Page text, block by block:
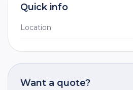
Quick info
Location
Want a quote?